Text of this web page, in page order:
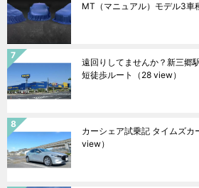
MT（マニュアル）モデル3車
遠回りしてませんか？新三郷
短徒歩ルート
（28 view）
カーシェア試乗記 タイムズカ
view）